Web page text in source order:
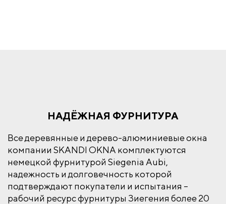
НАДЁЖНАЯ ФУРНИТУРА
Все деревянные и дерево-алюминиевые окна
компании SKANDI OKNA комплектуются
немецкой фурнитурой Siegenia Aubi,
надежность и долговечность которой
подтверждают покупатели и испытания –
рабочий ресурс фурнитуры Зиегения более 20